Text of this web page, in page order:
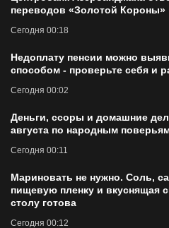
переводов «Золотой Короны»
Сегодня 00:18
Недоплату пенсии можно
способом - проверьте себя и
Сегодня 00:02
Деньги, ссоры и домашние
августа по народным
Сегодня 00:11
Мариновать не нужно. Соль,
пищевую пленку и вкуснящая
столу готова
Сегодня 00:12